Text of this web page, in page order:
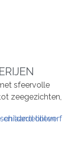
sfeervolle
zeegezichten,